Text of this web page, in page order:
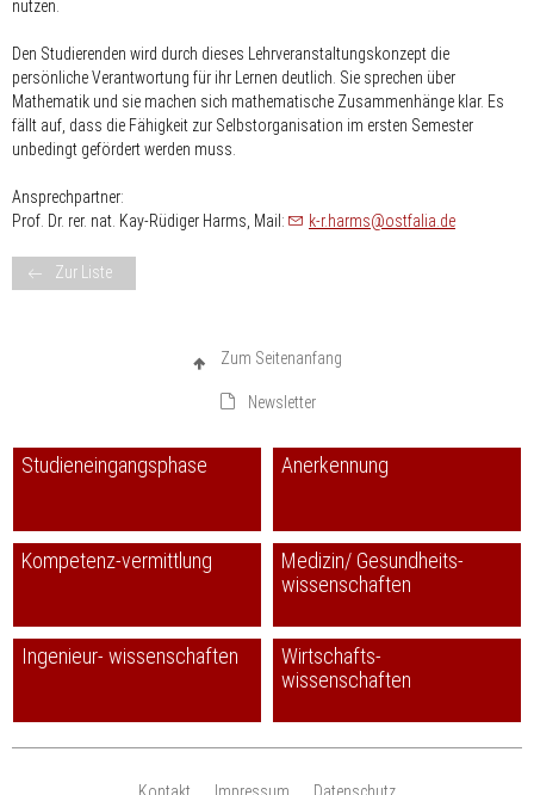
nutzen.
Den Studierenden wird durch dieses Lehrveranstaltungskonzept die
persönliche Verantwortung für ihr Lernen deutlich. Sie sprechen über
Mathematik und sie machen sich mathematische Zusammenhänge klar. Es
fällt auf, dass die Fähigkeit zur Selbstorganisation im ersten Semester
unbedingt gefördert werden muss.
Ansprechpartner:
Prof. Dr. rer. nat. Kay-Rüdiger Harms, Mail:
k-r.harms nospam-
ostfalia.de
Zur Liste
Zum Seitenanfang
Newsletter
Studieneingangsphase Anerkennung
Kompetenz-vermittlung
Medizin/ Gesundheits-
wissenschaften
Ingenieur- wissenschaften
Wirtschafts-
wissenschaften